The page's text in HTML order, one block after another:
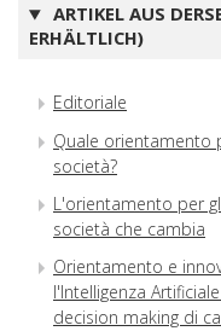
ARTIKEL AUS
ERHÄLTLICH)
Editoriale
Quale orientamento
società?
L'orientamento per
società che cambia
Orientamento e
l'Intelligenza
decision making di